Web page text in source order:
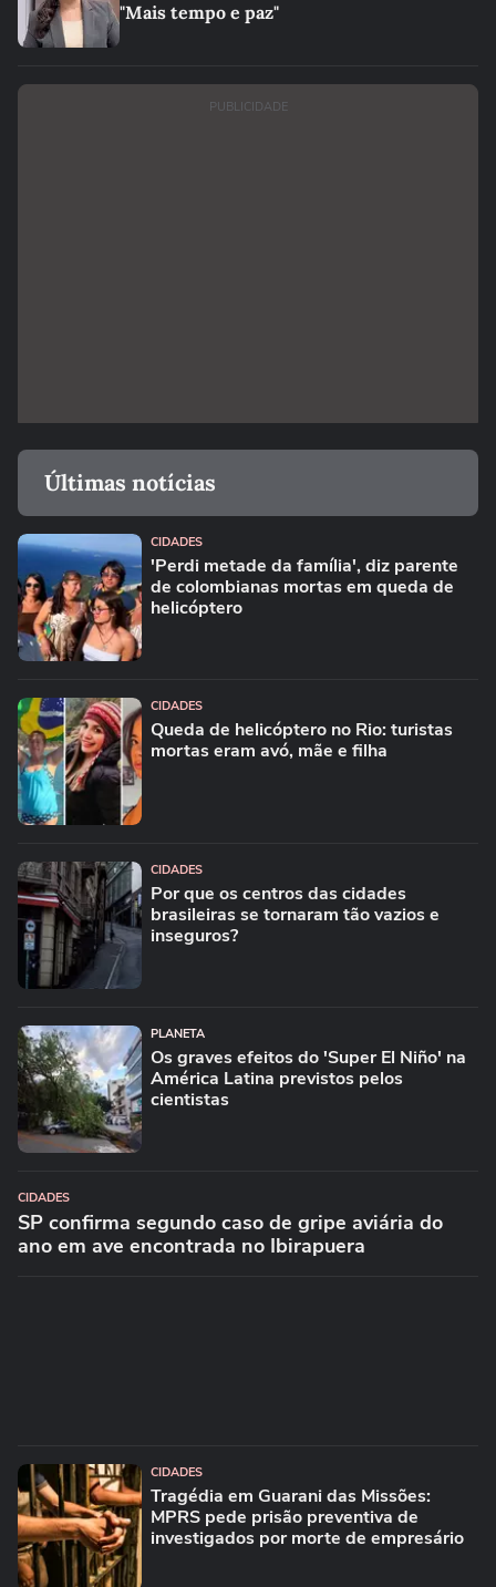
"Mais tempo e paz"
PUBLICIDADE
Últimas notícias
CIDADES
'Perdi metade da família', diz parente
de colombianas mortas em queda de
helicóptero
CIDADES
Queda de helicóptero no Rio: turistas
mortas eram avó, mãe e filha
CIDADES
Por que os centros das cidades
brasileiras se tornaram tão vazios e
inseguros?
PLANETA
Os graves efeitos do 'Super El Niño' na
América Latina previstos pelos
cientistas
CIDADES
SP confirma segundo caso de gripe aviária do
ano em ave encontrada no Ibirapuera
CIDADES
Tragédia em Guarani das Missões:
MPRS pede prisão preventiva de
investigados por morte de empresário